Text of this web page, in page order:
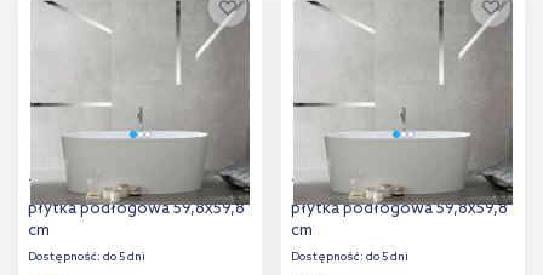
Tubądzin Aulla grey STR
płytka podłogowa 59,8x59,8
cm
Dostępność: do 5 dni
Tubądzin Aulla graphite STR
płytka podłogowa 59,8x59,8
cm
Dostępność: do 5 dni